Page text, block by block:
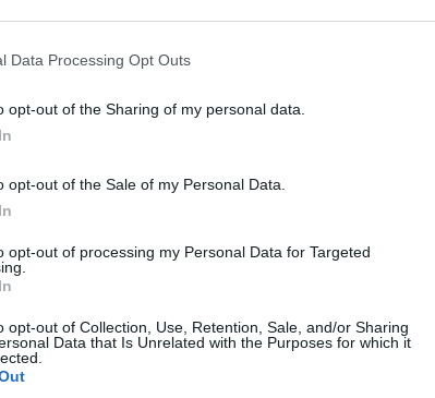
Data Processing Opt Outs
opt-out of the Sharing of my personal data.
opt-out of the Sale of my Personal Data.
opt-out of processing my Personal Data for Targeted
opt-out of Collection, Use, Retention, Sale, and/or Sharing
Data that Is Unrelated with the Purposes for which it
να ανοίξει νέους θαλάσσιους
των συμμαχικών χωρών της Ουκρανίας,
ρωσικές απειλές ότι θα βυθιστούν τα
τα ουκρανικά λιμάνια. Μετά τη λήξη της
τις λιμενικές υποδομές της Ουκρανίας
όπως υποστηρίζει το Κίεβο. Η
στρατιωτικούς στόχους.
στο λιμάνι του Τσορνομόρσκ και
φόρτωσης σιταριού που θα εξαχθεί στην